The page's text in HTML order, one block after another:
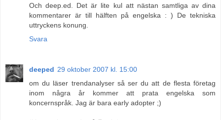
Och deep.ed. Det är lite kul att nästan samtliga av dina
kommentarer är till hälften på engelska : ) De tekniska
uttryckens konung.
Svara
deeped 29 oktober 2007 kl. 15:00
om du läser trendanalyser så ser du att de flesta företag
inom några år kommer att prata engelska som
koncernspråk. Jag är bara early adopter ;)